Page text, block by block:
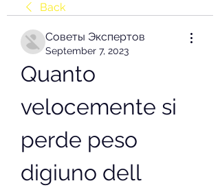
Back
Советы Экспертов
September 7, 2023
Quanto
velocemente si
perde peso
digiuno dell